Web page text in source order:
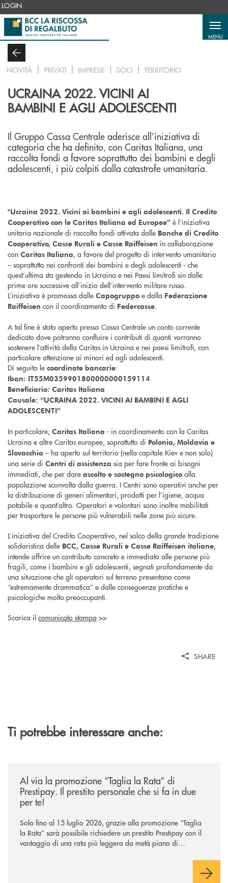
Salta al contenuto principale
LOGIN
MENU
NOVITÀ PRIVATI IMPRESE SOCI TERRITORIO
UCRAINA 2022. VICINI AI
BAMBINI E AGLI ADOLESCENTI
Il Gruppo Cassa Centrale aderisce all’iniziativa di
categoria che ha definito, con Caritas Italiana, una
raccolta fondi a favore soprattutto dei bambini e degli
adolescenti, i più colpiti dalla catastrofe umanitaria.
"Ucraina 2022. Vicini ai bambini e agli adolescenti. Il Credito
Cooperativo con le Caritas Italiana ed Europee” è l’iniziativa
unitaria nazionale di raccolta fondi attivata dalle Banche di Credito
Cooperativo, Casse Rurali e Casse Raiffeisen in collaborazione
con Caritas Italiana, a favore del progetto di intervento umanitario
– soprattutto nei confronti dei bambini e degli adolescenti - che
quest’ultima sta gestendo in Ucraina e nei Paesi limitrofi sin dalle
prime ore successive all’inizio dell’intervento militare russo.
L’iniziativa è promossa dalle Capogruppo e dalla Federazione
Raiffeisen con il coordinamento di Federcasse.
A tal fine è stato aperto presso Cassa Centrale un conto corrente
dedicato dove potranno confluire i contributi di quanti vorranno
sostenere l’attività della Caritas in Ucraina e nei paesi limitrofi, con
particolare attenzione ai minori ed agli adolescenti.
Di seguito le coordinate bancarie:
Iban: IT55M0359901800000000159114
Beneficiario: Caritas Italiana
Causale: “UCRAINA 2022. VICINI AI BAMBINI E AGLI
ADOLESCENTI”
In particolare, Caritas Italiana - in coordinamento con la Caritas
Ucraina e altre Caritas europee, soprattutto di Polonia, Moldavia e
Slovacchia – ha aperto sul territorio (nella capitale Kiev e non solo)
una serie di Centri di assistenza sia per fare fronte ai bisogni
immediati, che per dare ascolto e sostegno psicologico alla
popolazione sconvolta dalla guerra. I Centri sono operativi anche per
la distribuzione di generi alimentari, prodotti per l’igiene, acqua
potabile e quant’altro. Operatori e volontari sono inoltre mobilitati
per trasportare le persone più vulnerabili nelle zone più sicure.
L’iniziativa del Credito Cooperativo, nel solco della grande tradizione
solidaristica delle BCC, Casse Rurali e Casse Raiffeisen italiane,
intende offrire un contributo concreto e immediato alle persone più
fragili, come i bambini e gli adolescenti, segnati profondamente da
una situazione che gli operatori sul terreno presentano come
“estremamente drammatica” e dalle conseguenze pratiche e
psicologiche molto preoccupanti.
Scarica il comunicato stampa >>
SHARE
Ti potrebbe interessare anche:
Al via la promozione “Taglia la Rata” di
Prestipay. Il prestito personale che si fa in due
per te!
Solo fino al 15 luglio 2026, grazie alla promozione “Taglia
la Rata” sarà possibile richiedere un prestito Prestipay con il
vantaggio di una rata più leggera da metà piano di